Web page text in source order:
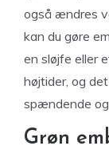
også ændres
kan du gøre
en sløjfe eller
højtider, og
spændende
Grøn